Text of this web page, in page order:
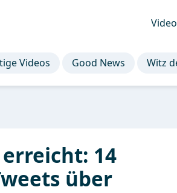
Videos Good News Witz
14
über